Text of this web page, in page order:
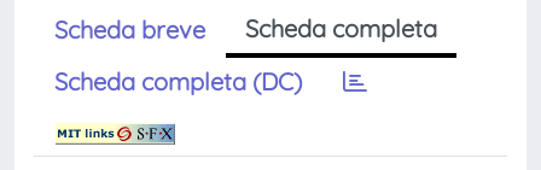
Scheda breve
Scheda completa
Scheda completa (DC)